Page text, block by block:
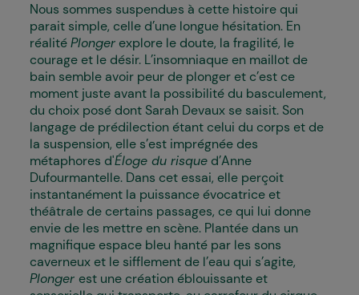
Nous sommes suspendu·es à cette histoire qui
parait simple, celle d’une longue hésitation. En
réalitéPlonger explore le doute, la fragilité, le
courage et le désir. L’insomniaque en maillot de
bain semble avoir peur de plonger et c’est ce
moment juste avant la possibilité du basculement,
du choix posé dont Sarah Devaux se saisit. Son
langage de prédilection étant celui du corps et de
la suspension, elle s’est imprégnée des
métaphores d'Éloge du risque d’Anne
Dufourmantelle. Dans cet essai, elle perçoit
instantanément la puissance évocatrice et
théâtrale de certains passages, ce qui lui donne
envie de les mettre en scène. Plantée dans un
magnifique espace bleu hanté par les sons
caverneux et le sifflement de l’eau qui s’agite,
Plonger est une création éblouissante et